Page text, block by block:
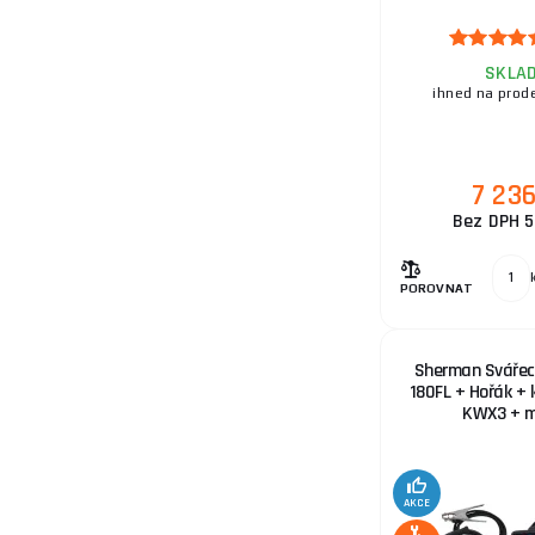
19.
ihned na
7
Bez DPH
POROVNAT
Sherman
180FL + Hořák
KWX3 +
AKCE